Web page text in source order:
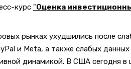
курс "Оценка
рынках ухудшились после
и Meta, а также слабых
динамикой. В США сегодня в